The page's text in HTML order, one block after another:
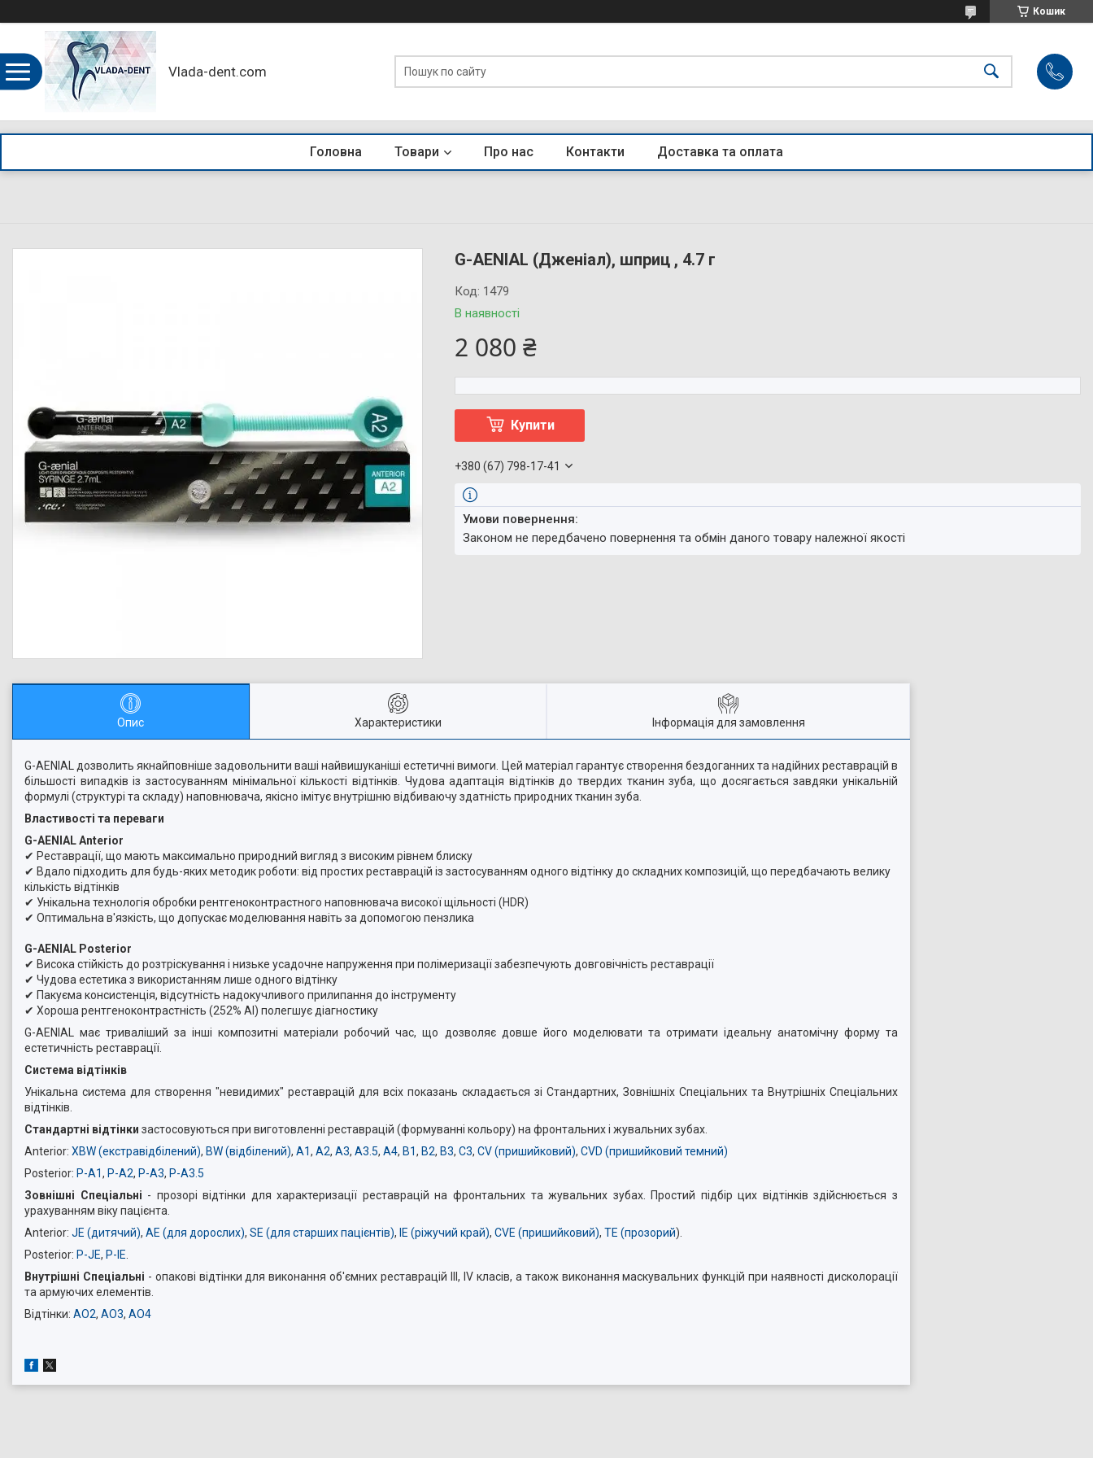
Кошик
Vlada-dent.com
Головна Товари Про нас Контакти Доставка та оплата
G-AENIAL (Дженіал), шприц , 4.7 г
В наявності
Код: 1479
2 080 ₴
Купити
+380 (67) 798-17-41
Законом не передбачено повернення та обмін даного товару належної якості
Опис Характеристики Інформація для замовлення
G-AENIAL дозволить якнайповніше задовольнити ваші найвишуканіші естетичні вимоги. Цей матеріал гарантує створення бездоганних та надійних реставрацій в
більшості випадків із застосуванням мінімальної кількості відтінків. Чудова адаптація відтінків до твердих тканин зуба, що досягається завдяки унікальній
формулі (структурі та складу) наповнювача, якісно імітує внутрішню відбиваючу здатність природних тканин зуба.
Властивості та переваги
G-AENIAL Anterior
✔ Реставрації, що мають максимально природний вигляд з високим рівнем блиску
✔ Вдало підходить для будь-яких методик роботи: від простих реставрацій із застосуванням одного відтінку до складних композицій, що передбачають велику
кількість відтінків
✔ Унікальна технологія обробки рентгеноконтрастного наповнювача високої щільності (HDR)
✔ Оптимальна в'язкість, що допускає моделювання навіть за допомогою пензлика
G-AENIAL Posterior
✔ Висока стійкість до розтріскування і низьке усадочне напруження при полімеризації забезпечують довговічність реставрації
✔ Чудова естетика з використанням лише одного відтінку
✔ Пакуєма консистенція, відсутність надокучливого прилипання до інструменту
✔ Хороша рентгеноконтрастність (252% Al) полегшує діагностику
G-AENIAL має триваліший за інші композитні матеріали робочий час, що дозволяє довше його моделювати та отримати ідеальну анатомічну форму та
естетичність реставрації.
Система відтінків
Унікальна система для створення "невидимих" реставрацій для всіх показань складається зі Стандартних, Зовнішніх Спеціальних та Внутрішніх Спеціальних
відтінків.
Стандартні відтінки застосовуються при виготовленні реставрацій (формуванні кольору) на фронтальних і жувальних зубах.
Anterior: XBW (екстравідбілений), BW (відбілений), A1, A2, A3, A3.5, A4, B1, B2, B3, C3, CV (пришийковий), CVD (пришийковий темний)
Posterior: P-A1, P-A2, P-A3, P-A3.5
Зовнішні Спеціальні - прозорі відтінки для характеризації реставрацій на фронтальних та жувальних зубах. Простий підбір цих відтінків здійснюється з
урахуванням віку пацієнта.
Anterior: JE (дитячий), AE (для дорослих), SE (для старших пацієнтів), IE (ріжучий край), CVE (пришийковий), ТE (прозорий).
Posterior: P-JE, P-IE
Внутрішні Спеціальні - опакові відтінки для виконання об'ємних реставрацій III, IV класів, а також виконання маскувальних функцій при наявності дисколорації
та армуючих елементів.
Відтінки: AO2, AO3, AO4